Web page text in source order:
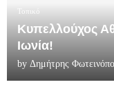
Τοπικό
Κυπελλούχος
Ιωνία!
by Δημήτρης